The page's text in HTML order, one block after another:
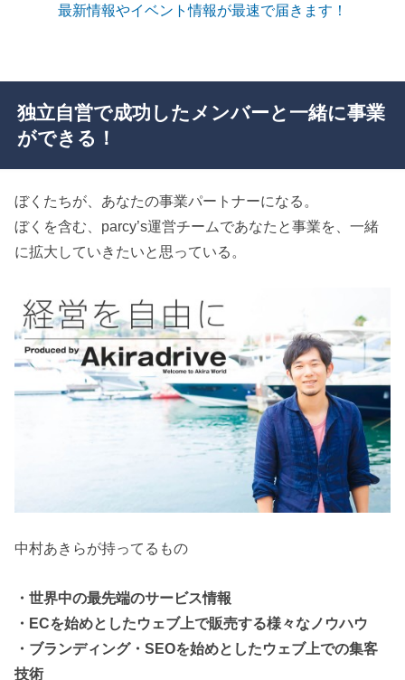
最新情報やイベント情報が最速で届きます！
独立自営で成功したメンバーと一緒に事業
ができる！
ぼくたちが、あなたの事業パートナーになる。
ぼくを含む、parcy’s運営チームであなたと事業を、一緒
に拡大していきたいと思っている。
中村あきらが持ってるもの
・世界中の最先端のサービス情報
・ECを始めとしたウェブ上で販売する様々なノウハウ
・ブランディング・SEOを始めとしたウェブ上での集客
技術